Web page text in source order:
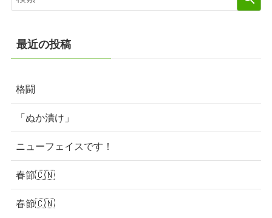
最近の投稿
格闘
「ぬか漬け」
ニューフェイスです！
春節🇨🇳
春節🇨🇳